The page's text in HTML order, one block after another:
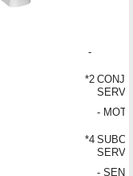
-
*2
-
*4
-